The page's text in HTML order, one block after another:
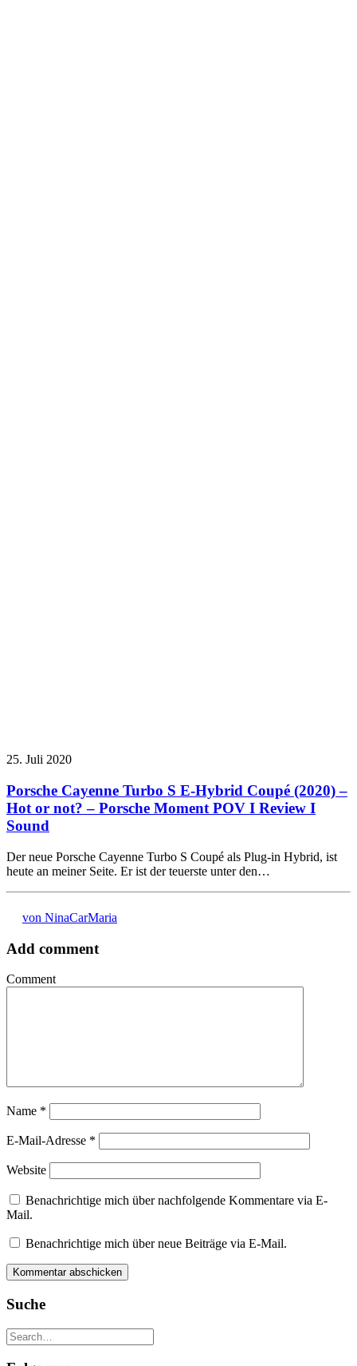
25. Juli 2020
Porsche Cayenne Turbo S E-Hybrid Coupé (2020) –
Hot or not? – Porsche Moment POV I Review I
Sound
Der neue Porsche Cayenne Turbo S Coupé als Plug-in Hybrid, ist
heute an meiner Seite. Er ist der teuerste unter den…
von NinaCarMaria
Add comment
Comment
Name *
E-Mail-Adresse *
Website
Benachrichtige mich über nachfolgende Kommentare via E-
Mail.
Benachrichtige mich über neue Beiträge via E-Mail.
Suche